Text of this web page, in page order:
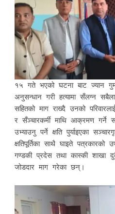
१५ गते भएको घटना बाट ज्यान
अनुसन्धान गरी हत्यामा सँलग्न
सहितको माग राख्दै उनको परिवारलाई
र सँञ्चारकर्मी माथि आक्रमण गर्ने
उभ्याउनु पर्ने क्षति पुर्याइएका
क्षतिपूर्तिका साथै घाइते पत्रकारको
गण्डकी प्रदेस तथा कास्की
जोडदार माग गरेका छन्।